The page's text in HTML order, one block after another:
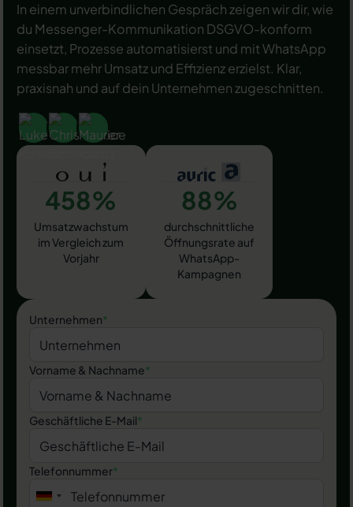
In einem unverbindlichen Gespräch zeigen wir dir, wie
du Messenger-Kommunikation DSGVO-konform
einsetzt, Prozesse automatisierst und mit WhatsApp
messbar mehr Umsatz und Effizienz erzielst. Klar,
praxisnah und auf dein Unternehmen zugeschnitten.
458%
Umsatzwachstum
im Vergleich zum
Vorjahr
88%
durchschnittliche
Öffnungsrate auf
WhatsApp-
Kampagnen
Unternehmen*
Vorname & Nachname*
Geschäftliche E-Mail*
Telefonnummer*